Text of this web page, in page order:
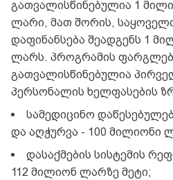
გათვალისწინებულია 1
ლარი, მათ შორის,
დაფინანსება შეადგენს 1
ლარს. პროგრამის
გათვალისწინებულია
პერსონალის ხელფასების
სამედიცინო
და აღჭურვა - 100 მილიონი
დასაქმების სისტემის
112 მილიონ ლარზე მეტი;